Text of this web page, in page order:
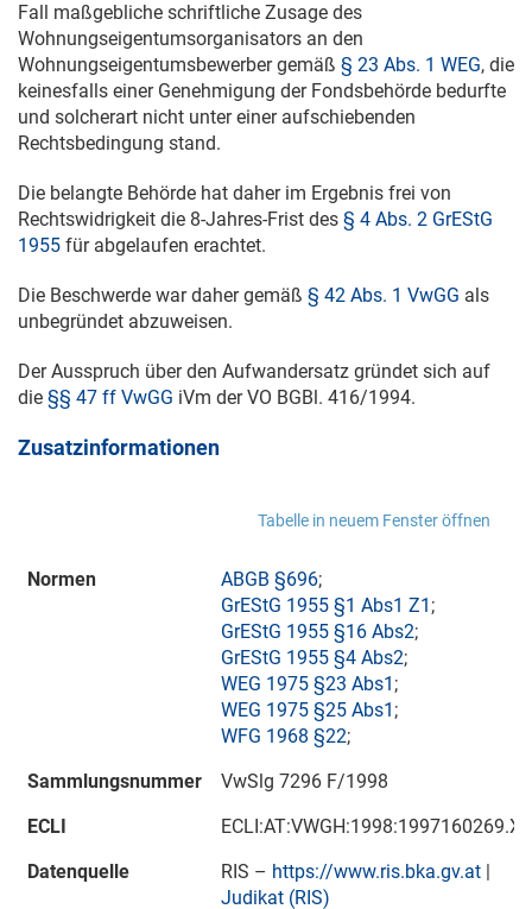
Fall maßgebliche schriftliche Zusage des
Wohnungseigentumsorganisators an den
Wohnungseigentumsbewerber gemäß § 23 Abs. 1 WEG, die
keinesfalls einer Genehmigung der Fondsbehörde bedurfte
und solcherart nicht unter einer aufschiebenden
Rechtsbedingung stand.
Die belangte Behörde hat daher im Ergebnis frei von
Rechtswidrigkeit die 8-Jahres-Frist des § 4 Abs. 2 GrEStG
1955 für abgelaufen erachtet.
Die Beschwerde war daher gemäß § 42 Abs. 1 VwGG als
unbegründet abzuweisen.
Der Ausspruch über den Aufwandersatz gründet sich auf
die §§ 47 ff VwGG iVm der VO BGBl. 416/1994.
Zusatzinformationen
Tabelle in neuem Fenster öffnen
Normen ABGB §696;
GrEStG 1955 §1 Abs1 Z1 ;
GrEStG 1955 §16 Abs2;
GrEStG 1955 §4 Abs2;
WEG 1975 §23 Abs1 ;
WEG 1975 §25 Abs1 ;
WFG 1968 §22;
Sammlungsnummer
VwSlg 7296 F/1998
ECLI
Datenquelle
RIS – https://www.ris.bka.gv.at |
Judikat (RIS)